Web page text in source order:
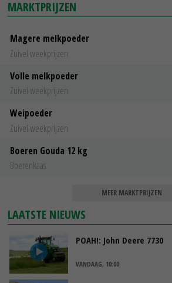
MARKTPRIJZEN
Magere melkpoeder
Zuivel weekprijzen
Volle melkpoeder
Zuivel weekprijzen
Weipoeder
Zuivel weekprijzen
Boeren Gouda 12 kg
Boerenkaas
MEER MARKTPRIJZEN
LAATSTE NIEUWS
POAH!: John Deere 7730
VANDAAG, 10:00